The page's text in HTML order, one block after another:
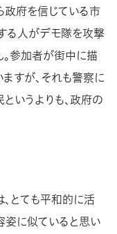
政府を信じている市
る人がデモ隊を攻撃
。参加者が街中に描
すが、それも警察に
いうよりも、政府の
とても平和的に活
姿に似ていると思い